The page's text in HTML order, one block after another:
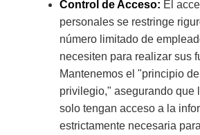
Control de Acceso: El
personales se restringe
número limitado de
necesiten para realizar sus
Mantenemos el "principio
privilegio," asegurando que
solo tengan acceso a la
estrictamente necesaria